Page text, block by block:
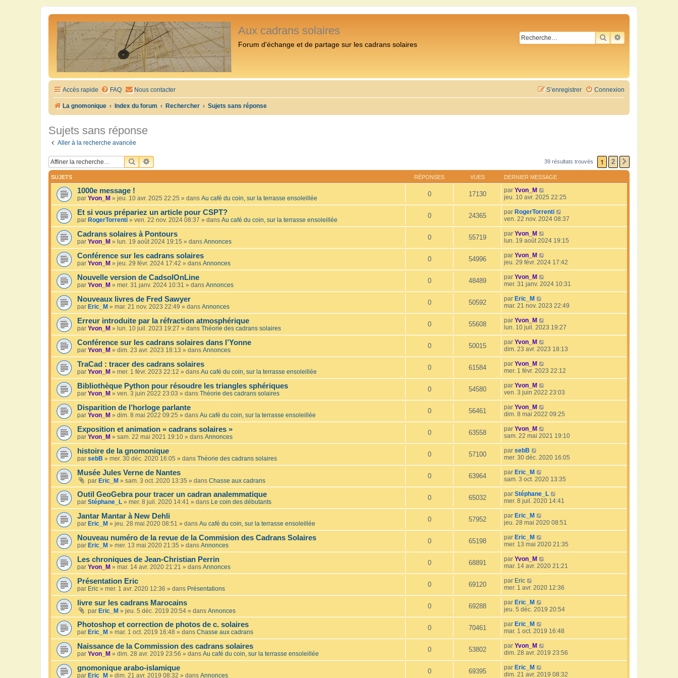
Aux cadrans solaires
Forum d'échange et de partage sur les cadrans solaires
RECHERCHER
RECHERCHE
Accès rapide FAQ Nous contacter Connexion
S’enregistrer
La gnomonique Index du forum Rechercher Sujets sans réponse
Sujets sans réponse
Aller à la recherche avancée
RECHERCHER
RECHERCHE AVANCÉE 39 résultats trouvés 1 2
SUJETS RÉPONSES VUES DERNIER MESSAGE
1000e message !
par Yvon_M » jeu. 10 avr. 2025 22:25 » dans Au café du coin, sur la terrasse ensoleillée
0 17130 par Yvon_M
jeu. 10 avr. 2025 22:25
Et si vous prépariez un article pour CSPT?
par RogerTorrenti » ven. 22 nov. 2024 08:37 » dans Au café du coin, sur la terrasse ensoleillée
0 24365 par RogerTorrenti
ven. 22 nov. 2024 08:37
Cadrans solaires à Pontours
par Yvon_M » lun. 19 août 2024 19:15 » dans Annonces
0 55719 par Yvon_M
lun. 19 août 2024 19:15
Conférence sur les cadrans solaires
par Yvon_M » jeu. 29 févr. 2024 17:42 » dans Annonces
0 54996 par Yvon_M
jeu. 29 févr. 2024 17:42
Nouvelle version de CadsolOnLine
par Yvon_M » mer. 31 janv. 2024 10:31 » dans Annonces
0 48489 par Yvon_M
mer. 31 janv. 2024 10:31
Nouveaux livres de Fred Sawyer
par Eric_M » mar. 21 nov. 2023 22:49 » dans Annonces
0 50592 par Eric_M
mar. 21 nov. 2023 22:49
Erreur introduite par la réfraction atmosphérique
par Yvon_M » lun. 10 juil. 2023 19:27 » dans Théorie des cadrans solaires
0 55608 par Yvon_M
lun. 10 juil. 2023 19:27
Conférence sur les cadrans solaires dans l’Yonne
par Yvon_M » dim. 23 avr. 2023 18:13 » dans Annonces
0 50015 par Yvon_M
dim. 23 avr. 2023 18:13
TraCad : tracer des cadrans solaires
par Yvon_M » mer. 1 févr. 2023 22:12 » dans Au café du coin, sur la terrasse ensoleillée
0 61584 par Yvon_M
mer. 1 févr. 2023 22:12
Bibliothèque Python pour résoudre les triangles sphériques
par Yvon_M » ven. 3 juin 2022 23:03 » dans Théorie des cadrans solaires
0 54580 par Yvon_M
ven. 3 juin 2022 23:03
Disparition de l’horloge parlante
par Yvon_M » dim. 8 mai 2022 09:25 » dans Au café du coin, sur la terrasse ensoleillée
0 56461 par Yvon_M
dim. 8 mai 2022 09:25
Exposition et animation « cadrans solaires »
par Yvon_M » sam. 22 mai 2021 19:10 » dans Annonces
0 63558 par Yvon_M
sam. 22 mai 2021 19:10
histoire de la gnomonique
par sebB » mer. 30 déc. 2020 16:05 » dans Théorie des cadrans solaires
0 57100 par sebB
mer. 30 déc. 2020 16:05
Musée Jules Verne de Nantes
par Eric_M » sam. 3 oct. 2020 13:35 » dans Chasse aux cadrans
0 63964 par Eric_M
sam. 3 oct. 2020 13:35
Outil GeoGebra pour tracer un cadran analemmatique
par Stéphane_L » mer. 8 juil. 2020 14:41 » dans Le coin des débutants
0 65032 par Stéphane_L
mer. 8 juil. 2020 14:41
Jantar Mantar à New Dehli
par Eric_M » jeu. 28 mai 2020 08:51 » dans Au café du coin, sur la terrasse ensoleillée
0 57952 par Eric_M
jeu. 28 mai 2020 08:51
Nouveau numéro de la revue de la Commision des Cadrans Solaires
par Eric_M » mer. 13 mai 2020 21:35 » dans Annonces
0 65198 par Eric_M
mer. 13 mai 2020 21:35
Les chroniques de Jean-Christian Perrin
par Yvon_M » mar. 14 avr. 2020 21:21 » dans Annonces
0 68891 par Yvon_M
mar. 14 avr. 2020 21:21
Présentation Eric
par Eric » mer. 1 avr. 2020 12:36 » dans Présentations
0 69120 par Eric
mer. 1 avr. 2020 12:36
livre sur les cadrans Marocains
par Eric_M » jeu. 5 déc. 2019 20:54 » dans Annonces
0 69288 par Eric_M
jeu. 5 déc. 2019 20:54
Photoshop et correction de photos de c. solaires
par Eric_M » mar. 1 oct. 2019 16:48 » dans Chasse aux cadrans
0 70461 par Eric_M
mar. 1 oct. 2019 16:48
Naissance de la Commission des cadrans solaires
par Yvon_M » dim. 28 avr. 2019 23:56 » dans Au café du coin, sur la terrasse ensoleillée
0 53802 par Yvon_M
dim. 28 avr. 2019 23:56
gnomonique arabo-islamique
par Eric_M » dim. 21 avr. 2019 08:32 » dans Annonces
0 69395 par Eric_M
dim. 21 avr. 2019 08:32